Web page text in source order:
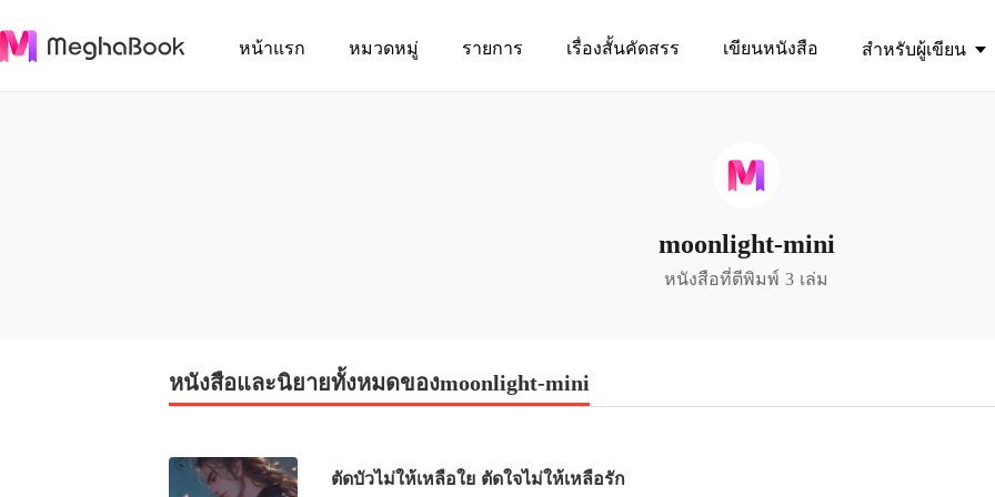
หน้าแรก หมวดหมู่ รายการ เรื่องสั้นคัดสรร เขียนหนังสือ สำหรับผู้เขียน
moonlight-mini
หนังสือที่ตีพิมพ์ 3 เล่ม
หนังสือและนิยายทั้งหมดของmoonlight-mini
ตัดบัวไม่ให้เหลือใย ตัดใจไม่ให้เหลือรัก